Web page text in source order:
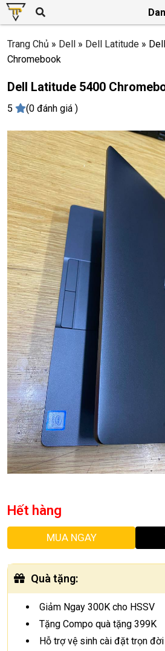
Trang Chủ » Dell » Dell Latitude »
Chromebook
Dell Latitude 5400
5 (0 đánh giá )
Hết hàng
MUA NGAY
Quà tặng:
Giảm Ngay 300K cho HSSV
Tặng Compo quà tặng 399K
Hỗ trợ vệ sinh cài đặt trọn đời